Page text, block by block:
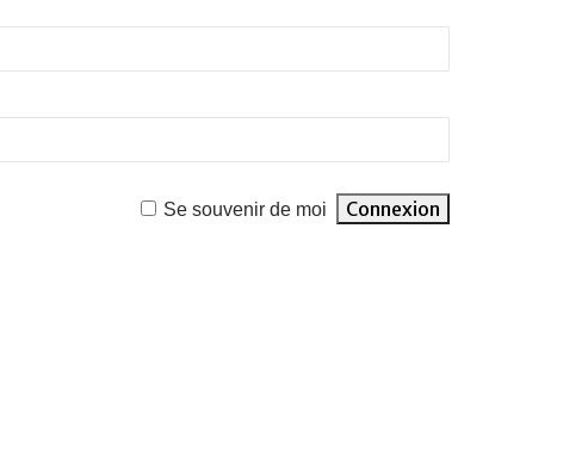
Se souvenir de moi